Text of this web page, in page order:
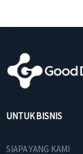
UNTUK BISNIS
SIAPA YANG KAMI